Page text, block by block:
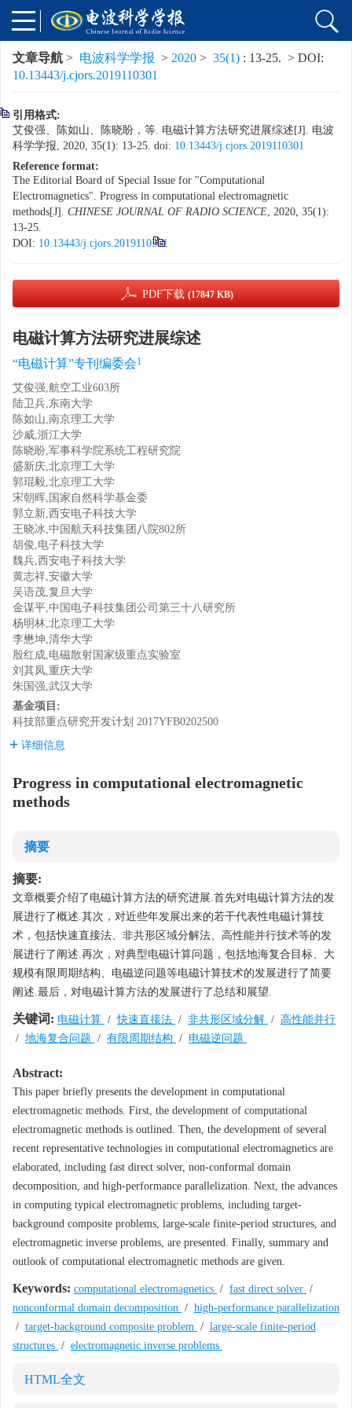
文章导航 > 电波科学学报 > 2020 > 35(1) : 13-25. > DOI:
10.13443/j.cjors.2019110301
引用格式:
艾俊强、陈如山、陈晓盼，等. 电磁计算方法研究进展综述[J]. 电波
科学学报, 2020, 35(1): 13-25. doi: 10.13443/j.cjors.2019110301
Reference format:
The Editorial Board of Special Issue for "Computational
Electromagnetics". Progress in computational electromagnetic
methods[J]. CHINESE JOURNAL OF RADIO SCIENCE, 2020, 35(1):
13-25.
DOI: 10.13443/j.cjors.2019110301
PDF下载 (17847 KB)
电磁计算方法研究进展综述
“电磁计算”专刊编委会1
艾俊强,航空工业603所
陆卫兵,东南大学
陈如山,南京理工大学
沙威,浙江大学
陈晓盼,军事科学院系统工程研究院
盛新庆,北京理工大学
郭琨毅,北京理工大学
宋朝晖,国家自然科学基金委
郭立新,西安电子科技大学
王晓冰,中国航天科技集团八院802所
胡俊,电子科技大学
魏兵,西安电子科技大学
黄志祥,安徽大学
吴语茂,复旦大学
金谋平,中国电子科技集团公司第三十八研究所
杨明林,北京理工大学
李懋坤,清华大学
殷红成,电磁散射国家级重点实验室
刘其凤,重庆大学
朱国强,武汉大学
基金项目:
科技部重点研究开发计划 2017YFB0202500
详细信息
Progress in computational electromagnetic
methods
摘要
摘要:
文章概要介绍了电磁计算方法的研究进展.首先对电磁计算方法的发
展进行了概述.其次，对近些年发展出来的若干代表性电磁计算技
术，包括快速直接法、非共形区域分解法、高性能并行技术等的发
展进行了阐述.再次，对典型电磁计算问题，包括地海复合目标、大
规模有限周期结构、电磁逆问题等电磁计算技术的发展进行了简要
阐述.最后，对电磁计算方法的发展进行了总结和展望.
关键词: 电磁计算 /快速直接法 / 非共形区域分解 / 高性能并行
/ 地海复合问题 / 有限周期结构 / 电磁逆问题
Abstract:
This paper briefly presents the development in computational
electromagnetic methods. First, the development of computational
electromagnetic methods is outlined. Then, the development of several
recent representative technologies in computational electromagnetics are
elaborated, including fast direct solver, non-conformal domain
decomposition, and high-performance parallelization. Next, the advances
in computing typical electromagnetic problems, including target-
background composite problems, large-scale finite-period structures, and
electromagnetic inverse problems, are presented. Finally, summary and
outlook of computational electromagnetic methods are given.
Keywords: computational electromagnetics / fast direct solver /
nonconformal domain decomposition / high-performance parallelization
/ target-background composite problem / large-scale finite-period
structures / electromagnetic inverse problems
HTML全文